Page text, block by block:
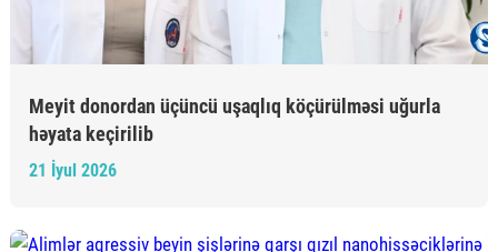
Meyit donordan üçüncü uşaqlıq köçürülməsi uğurla
həyata keçirilib
21 İyul 2026